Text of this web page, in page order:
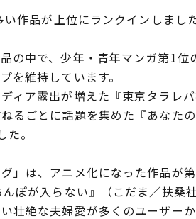
作品が上位にランクインしました
中で、少年・青年マンガ第1位
を維持しています。
ィア露出が増えた『東京タラレ
るごとに話題を集めた『あなた
。
」は、アニメ化になった作品が
ぽが入らない』（こだま／扶桑
絶な夫婦愛が多くのユーザーか